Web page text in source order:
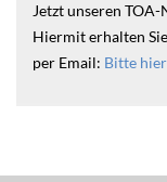
Jetzt unseren
Hiermit erhalten
per Email: Bitte